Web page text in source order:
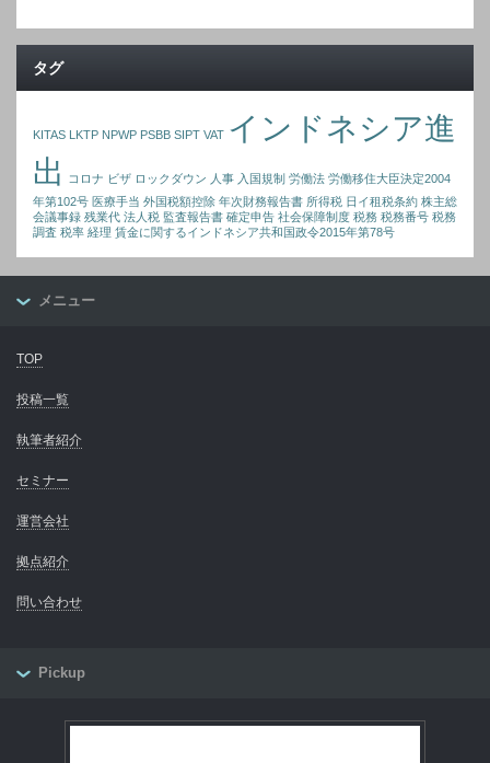
タグ
KITAS LKTP NPWP PSBB SIPT VAT インドネシア進
出
コロナ ビザ ロックダウン 人事 入国規制 労働法 労働移住大臣決定2004
年第102号 医療手当 外国税額控除 年次財務報告書 所得税 日イ租税条約 株主総
会議事録 残業代 法人税 監査報告書 確定申告 社会保障制度 税務 税務番号 税務
調査 税率 経理 賃金に関するインドネシア共和国政令2015年第78号
メニュー
TOP
投稿一覧
執筆者紹介
セミナー
運営会社
拠点紹介
問い合わせ
Pickup